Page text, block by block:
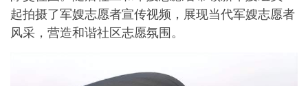
起拍摄了军嫂志愿者宣传视频，展现当代军嫂志愿者
风采，营造和谐社区志愿氛围。